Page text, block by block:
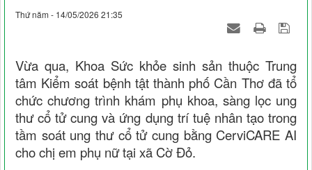
Thứ năm - 14/05/2026 21:35
Vừa qua, Khoa Sức khỏe sinh sản thuộc Trung
tâm Kiểm soát bệnh tật thành phố Cần Thơđã tổ
chức chương trình khám phụ khoa, sàng lọc ung
thư cổ tử cung và ứng dụng trí tuệ nhân tạo trong
tầm soát ung thư cổ tử cung bằng CerviCARE AI
cho chị em phụ nữ tại xã Cờ Đỏ.